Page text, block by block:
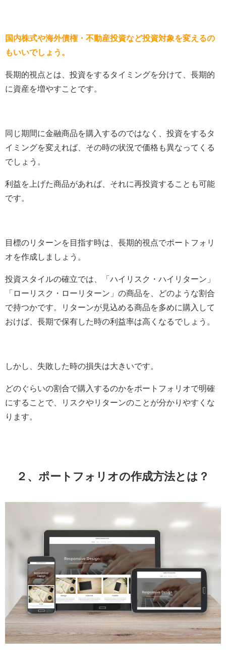
国内株式や海外債権・不動産投資など投資対象を変えるの
もいいでしょう。
長期的視点とは、投資をするタイミングを分けて、長期的
に資産を増やすことです。
同じ期間に金融商品を購入するのではなく、投資をするタ
イミングを変えれば、その時の状況で価格も異なってくる
でしょう。
利益を上げた商品があれば、それに再投資することも可能
です。
目標のリターンを目指す時は、長期的視点でポートフォリ
オを作成しましょう。
投資スタイルの確立では、「ハイリスク・ハイリターン」
「ローリスク・ローリターン」の商品を、どのような割合
で持つかです。リターンが見込める商品を多めに購入して
おけば、長期で保有した時の利益率は高くなるでしょう。
しかし、失敗した時の損失は大きいです。
どのぐらいの割合で購入するのかをポートフォリオで明確
にすることで、リスクやリターンのことが分かりやすくな
ります。
２、ポートフォリオの作成方法とは？